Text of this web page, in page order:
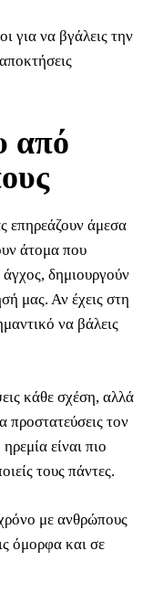
για να βγάλεις την
από
επηρεάζουν άμεσα
άτομα που
δημιουργούν
μας. Αν έχεις στη
να βάλεις
κάθε σχέση, αλλά
προστατεύσεις τον
είναι πιο
τους πάντες.
με ανθρώπους
όμορφα και σε